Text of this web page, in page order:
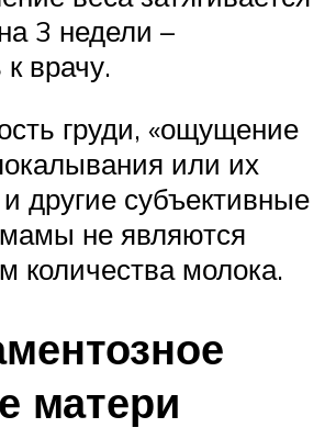
3 недели –
врачу.
груди, «ощущение
или их
и другие субъективные
не являются
количества молока.
матери